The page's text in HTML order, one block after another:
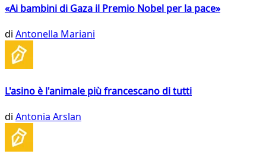
«Ai bambini di Gaza il Premio Nobel per la pace»
di Antonella Mariani
L'asino è l'animale più francescano di tutti
di Antonia Arslan